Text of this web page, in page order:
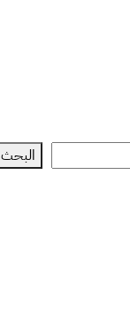
البحث